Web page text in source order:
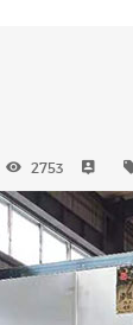
2753